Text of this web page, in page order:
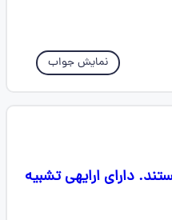
نمایش جواب
دارای ارایهی تشبیه